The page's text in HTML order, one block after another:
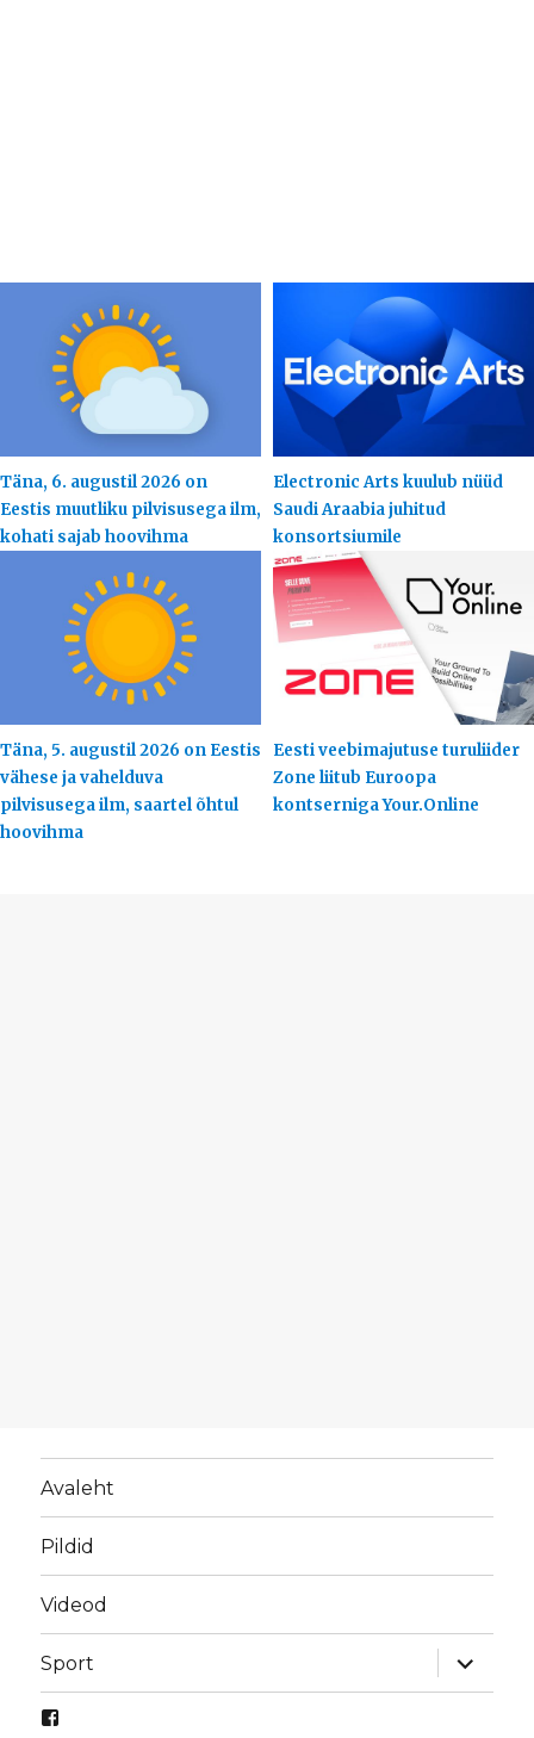
Täna, 6. augustil 2026 on
Eestis muutliku pilvisusega ilm,
kohati sajab hoovihma
Electronic Arts kuulub nüüd
Saudi Araabia juhitud
konsortsiumile
Täna, 5. augustil 2026 on Eestis
vähese ja vahelduva
pilvisusega ilm, saartel õhtul
hoovihma
Eesti veebimajutuse turuliider
Zone liitub Euroopa
kontserniga Your.Online
Avaleht
Pildid
Videod
Sport
laienda